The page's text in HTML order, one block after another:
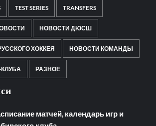
TEST SERIES TRANSFERS
НОВОСТИ ДЮСШ
ХОККЕЯ НОВОСТИ КОМАНДЫ
РАЗНОЕ
матчей, календарь игр и